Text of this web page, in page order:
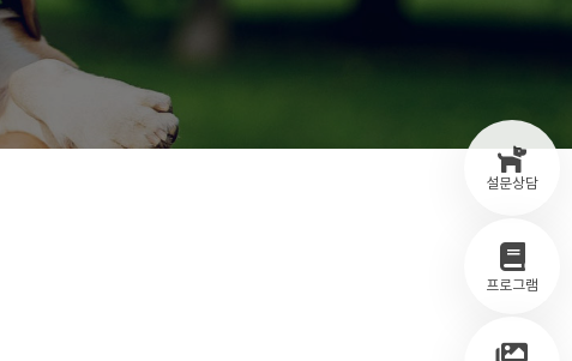
설문상담
프로그램